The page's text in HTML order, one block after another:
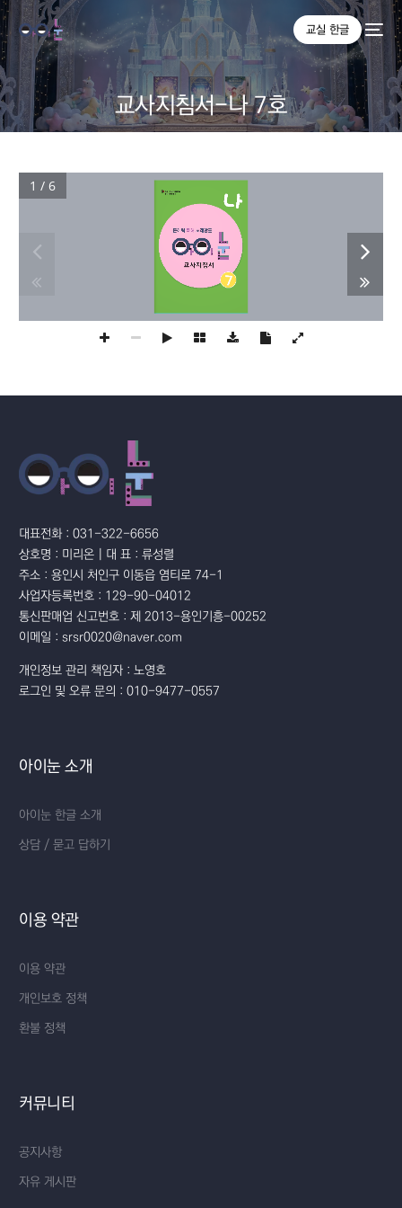
교실 한글
교사지침서-나 7호
1 / 6
대표전화 : 031-322-6656
상호명 : 미리온 | 대 표 : 류성렬
주소 : 용인시 처인구 이동읍 염티로 74-1
사업자등록번호 : 129-90-04012
통신판매업 신고번호 : 제 2013-용인기흥-00252
이메일 : srsr0020@naver.com
개인정보 관리 책임자 : 노영호
로그인 및 오류 문의 : 010-9477-0557
아이눈 소개
아이눈 한글 소개
상담 / 묻고 답하기
이용 약관
이용 약관
개인보호 정책
환불 정책
커뮤니티
공지사항
자유 게시판